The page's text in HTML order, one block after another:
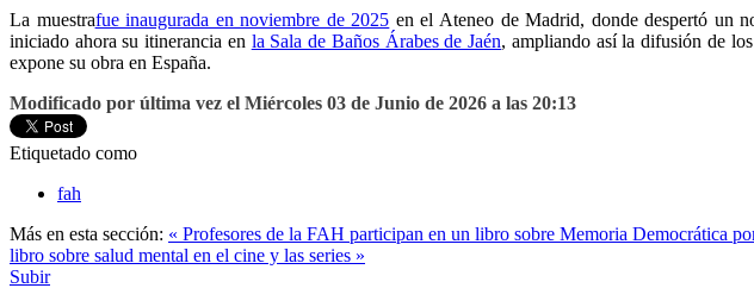
La muestrafue inaugurada en noviembre de 2025 en el Ateneo de Madrid, donde despertó un
iniciado ahora su itinerancia en la Sala de Baños Árabes de Jaén, ampliando así la difusión de
expone su obra en España.
Modificado por última vez el Miércoles 03 de Junio de 2026 a las 20:13
Etiquetado como
fah
Más en esta sección: « Profesores de la FAH participan en un libro sobre Memoria Democrática
libro sobre salud mental en el cine y las series »
Subir